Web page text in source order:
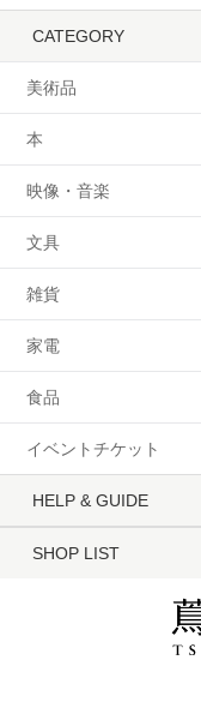
CATEGORY
美術品
本
映像・音楽
文具
雑貨
家電
食品
イベントチケット
HELP & GUIDE
SHOP LIST